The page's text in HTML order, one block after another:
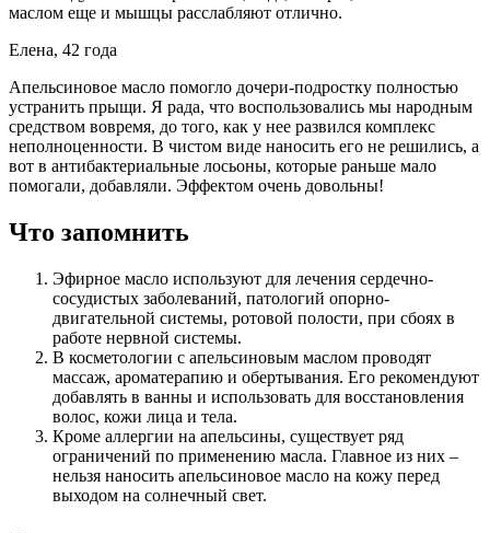
маслом еще и мышцы расслабляют отлично.
Елена, 42 года
Апельсиновое масло помогло дочери-подростку полностью
устранить прыщи. Я рада, что воспользовались мы народным
средством вовремя, до того, как у нее развился комплекс
неполноценности. В чистом виде наносить его не решились, а
вот в антибактериальные лосьоны, которые раньше мало
помогали, добавляли. Эффектом очень довольны!
Что запомнить
Эфирное масло используют для лечения сердечно-
сосудистых заболеваний, патологий опорно-
двигательной системы, ротовой полости, при сбоях в
работе нервной системы.
В косметологии с апельсиновым маслом проводят
массаж, ароматерапию и обертывания. Его рекомендуют
добавлять в ванны и использовать для восстановления
волос, кожи лица и тела.
Кроме аллергии на апельсины, существует ряд
ограничений по применению масла. Главное из них –
нельзя наносить апельсиновое масло на кожу перед
выходом на солнечный свет.